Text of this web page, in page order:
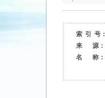
索 引 号：
来 源：
名 称：